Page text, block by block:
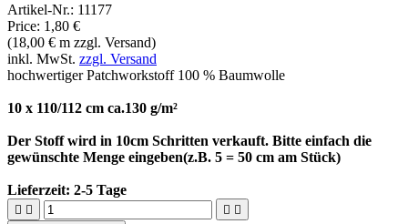
Artikel-Nr.: 11177
Price: 1,80 €
(18,00 € m zzgl. Versand)
inkl. MwSt. zzgl. Versand
hochwertiger Patchworkstoff 100 % Baumwolle
10 x 110/112 cm ca.130 g/m²
Der Stoff wird in 10cm Schritten verkauft. Bitte einfach die
gewünschte Menge eingeben(z.B. 5 = 50 cm am Stück)
Lieferzeit: 2-5 Tage
   